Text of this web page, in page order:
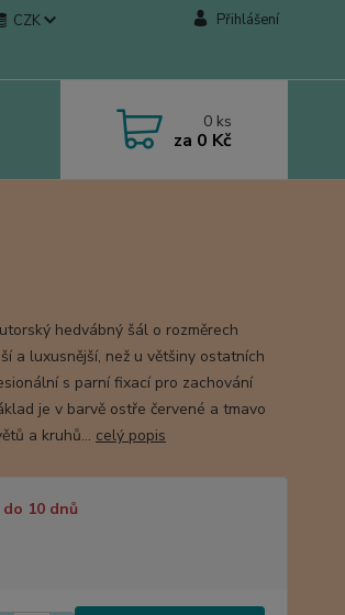
CZK Přihlášení
0 ks
za 0 Kč
hedvábný šál o rozměrech
a luxusnější, než u většiny ostatních
s parní fixací pro zachování
je v barvě ostře červené a tmavo
a kruhů... celý popis
do 10 dnů